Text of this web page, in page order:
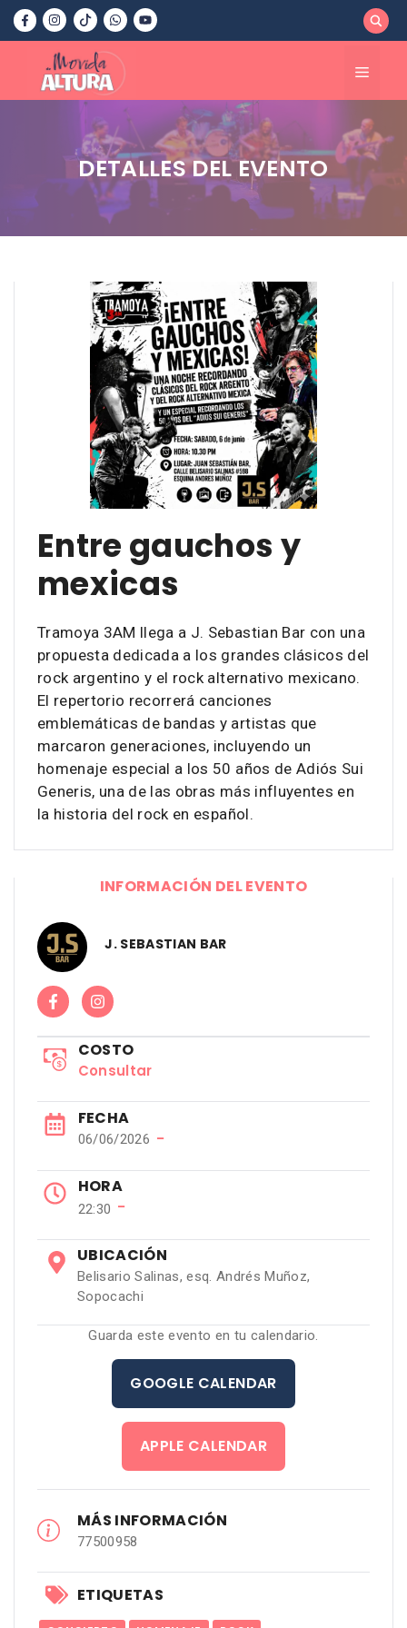
Saltar
contenido
Menú
DETALLES DEL EVENTO
Entre gauchos y
mexicas
Tramoya 3AM llega a J. Sebastian Bar con una
propuesta dedicada a los grandes clásicos del
rock argentino y el rock alternativo mexicano.
El repertorio recorrerá canciones
emblemáticas de bandas y artistas que
marcaron generaciones, incluyendo un
homenaje especial a los 50 años de Adiós Sui
Generis, una de las obras más influyentes en
la historia del rock en español.
INFORMACIÓN DEL EVENTO
J. SEBASTIAN BAR
COSTO
Consultar
FECHA
06/06/2026 −
HORA
22:30 −
UBICACIÓN
Belisario Salinas, esq. Andrés Muñoz,
Sopocachi
Guarda este evento en tu calendario.
GOOGLE CALENDAR
APPLE CALENDAR
MÁS INFORMACIÓN
77500958
ETIQUETAS